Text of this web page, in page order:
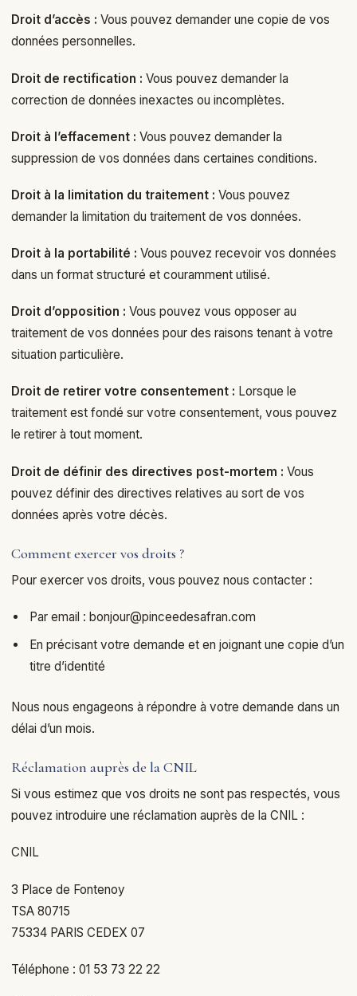
Droit d’accès : Vous pouvez demander une copie de vos
données personnelles.
Droit de rectification : Vous pouvez demander la
correction de données inexactes ou incomplètes.
Droit à l’effacement : Vous pouvez demander la
suppression de vos données dans certaines conditions.
Droit à la limitation du traitement : Vous pouvez
demander la limitation du traitement de vos données.
Droit à la portabilité : Vous pouvez recevoir vos données
dans un format structuré et couramment utilisé.
Droit d’opposition : Vous pouvez vous opposer au
traitement de vos données pour des raisons tenant à votre
situation particulière.
Droit de retirer votre consentement : Lorsque le
traitement est fondé sur votre consentement, vous pouvez
le retirer à tout moment.
Droit de définir des directives post-mortem : Vous
pouvez définir des directives relatives au sort de vos
données après votre décès.
Comment exercer vos droits ?
Pour exercer vos droits, vous pouvez nous contacter :
Par email : bonjour@pinceedesafran.com
En précisant votre demande et en joignant une copie d’un
titre d’identité
Nous nous engageons à répondre à votre demande dans un
délai d’un mois.
Réclamation auprès de la CNIL
Si vous estimez que vos droits ne sont pas respectés, vous
pouvez introduire une réclamation auprès de la CNIL :
CNIL
3 Place de Fontenoy
TSA 80715
75334 PARIS CEDEX 07
Téléphone : 01 53 73 22 22